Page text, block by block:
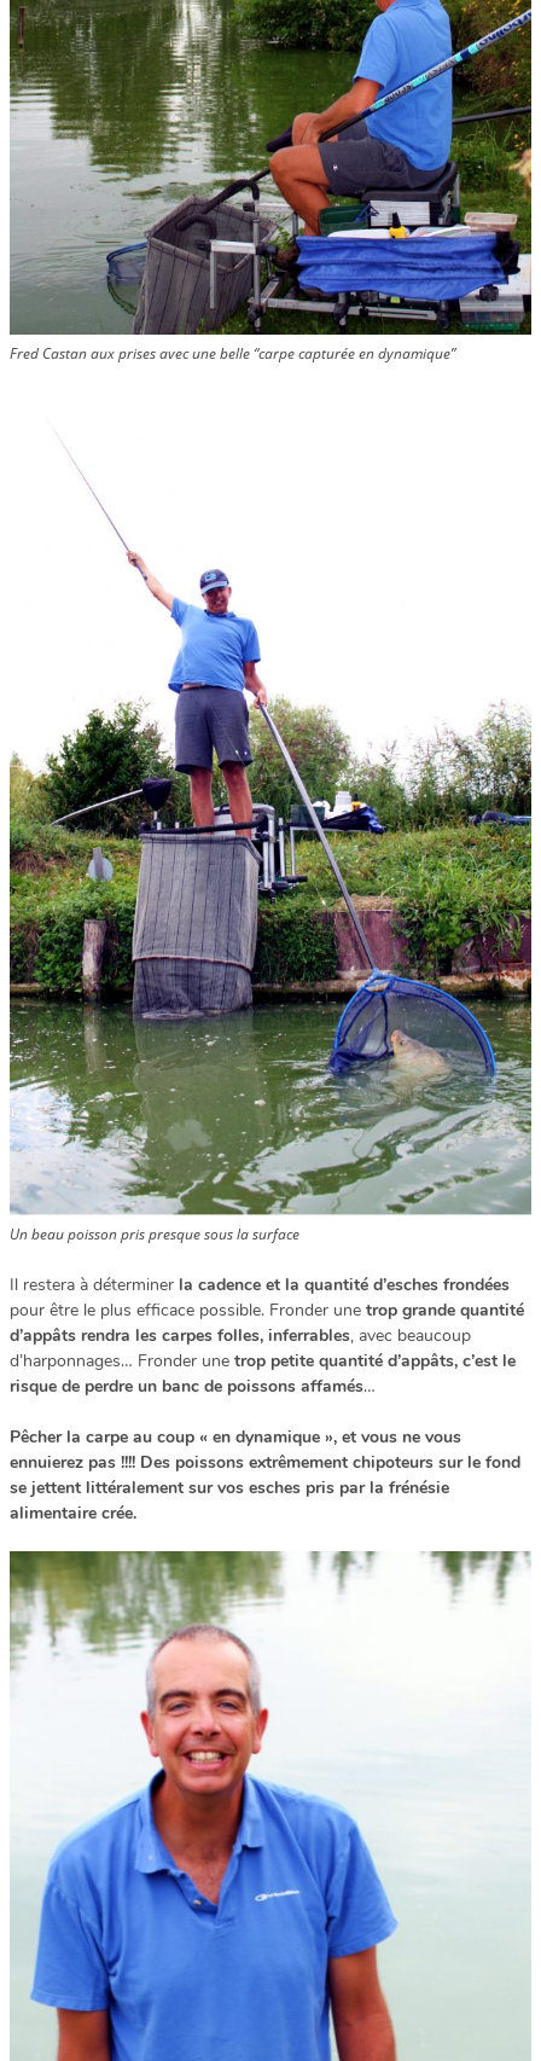
Fred Castan aux prises avec une belle “carpe capturée en dynamique”
Un beau poisson pris presque sous la surface
Il restera à déterminer la cadence et la quantité d’esches frondées
pour être le plus efficace possible. Fronder une trop grande quantité
d’appâts rendra les carpes folles, inferrables, avec beaucoup
d’harponnages… Fronder une trop petite quantité d’appâts, c’est le
risque de perdre un banc de poissons affamés…
Pêcher la carpe au coup « en dynamique », et vous ne vous
ennuierez pas !!!! Des poissons extrêmement chipoteurs sur le fond
se jettent littéralement sur vos esches pris par la frénésie
alimentaire crée.